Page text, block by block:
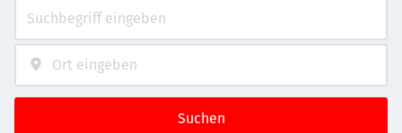
Suchen